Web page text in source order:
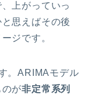
上がっていっ
思えばその後
ジです。
。ARIMAモデル
のが非定常系列